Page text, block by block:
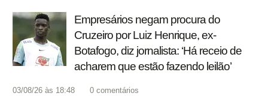
Empresários negam procura do
Cruzeiro por Luiz Henrique, ex-
Botafogo, diz jornalista: ‘Há receio de
acharem que estão fazendo leilão’
03/08/26 às 18:48 0 comentários